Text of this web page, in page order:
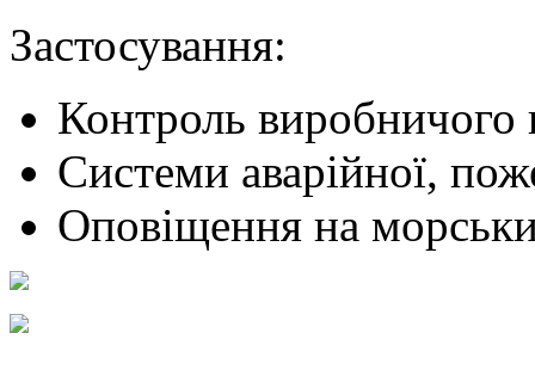
Застосування:
Контроль виробничого
Системи аварійної,
Оповіщення на